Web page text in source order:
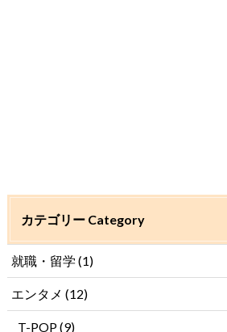
カテゴリー Category
就職・留学 (1)
エンタメ (12)
T-POP(9)